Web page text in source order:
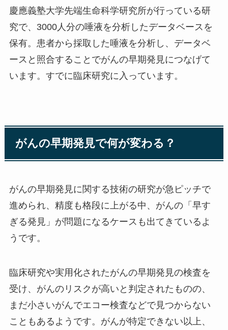
慶應義塾大学先端生命科学研究所が行っている研
究で、3000人分の唾液を分析したデータベースを
保有。患者から採取した唾液を分析し、データベ
ースと照合することでがんの早期発見につなげて
います。すでに臨床研究に入っています。
がんの早期発見で何が変わる？
がんの早期発見に関する技術の研究が急ピッチで
進められ、精度も格段に上がる中、がんの「早す
ぎる発見」が問題になるケースも出てきているよ
うです。
臨床研究や実用化されたがんの早期発見の検査を
受け、がんのリスクが高いと判定されたものの、
まだ小さいがんでエコー検査などで見つからない
こともあるようです。がんが特定できない以上、